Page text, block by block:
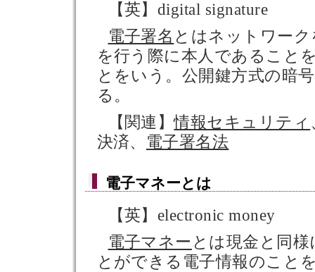
【英】digital signature
電子署名 とはネットワー
を行う際に本人であること
とをいう。公開鍵方式の暗
る。
【関連】情報セキュリティ
決済、 電子署名法
電子マネーとは
【英】electronic money
電子マネー とは現金と同
とができる電子情報のこと